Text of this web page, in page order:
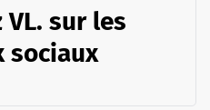
VL. sur les
sociaux